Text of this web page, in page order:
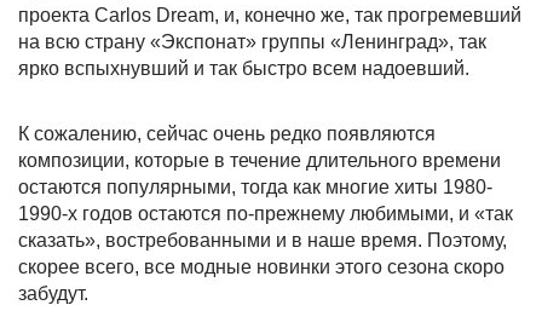
проекта Сarlos Dream, и, конечно же, так прогремевший
на всю страну «Экспонат» группы «Ленинград», так
ярко вспыхнувший и так быстро всем надоевший.
К сожалению, сейчас очень редко появляются
композиции, которые в течение длительного времени
остаются популярными, тогда как многие хиты 1980-
1990-х годов остаются по-прежнему любимыми, и «так
сказать», востребованными и в наше время. Поэтому,
скорее всего, все модные новинки этого сезона скоро
забудут.